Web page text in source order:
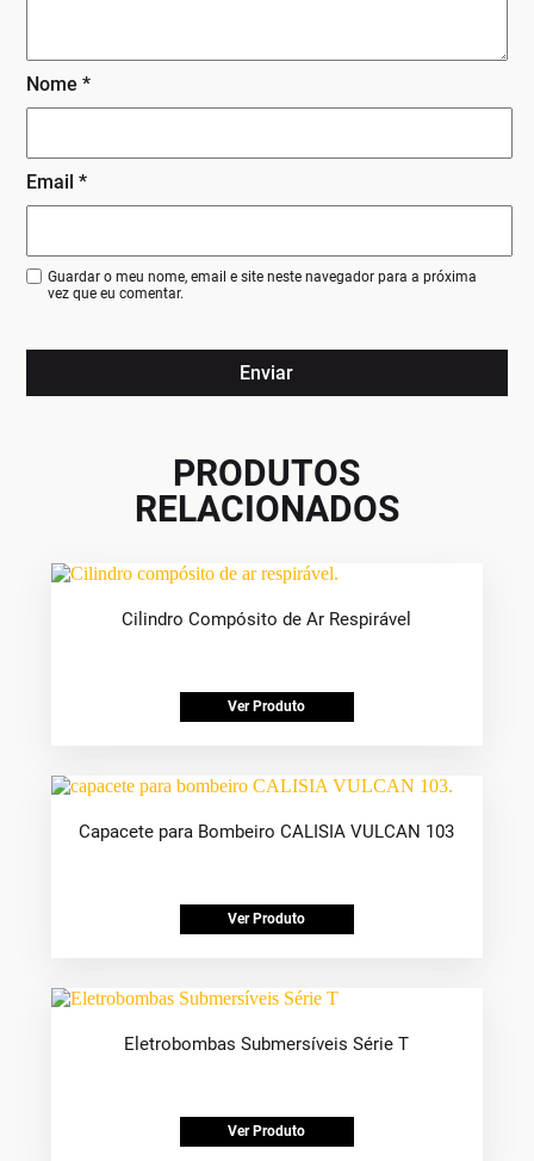
Nome*
Email*
Guardar o meu nome, email e site neste navegador para a próxima
vez que eu comentar.
PRODUTOS
RELACIONADOS
Cilindro Compósito de Ar Respirável
Ver Produto
Capacete para Bombeiro CALISIA VULCAN 103
Ver Produto
Eletrobombas Submersíveis Série T
Ver Produto